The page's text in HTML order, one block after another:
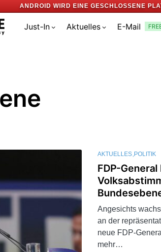
ANDROID WIRD EINE GESCHLOSSENE
Just-In Aktuelles E-Mail
AKTUELLES POLITIK
FDP-
Angesichts
an der
neue FDP-
mehr…